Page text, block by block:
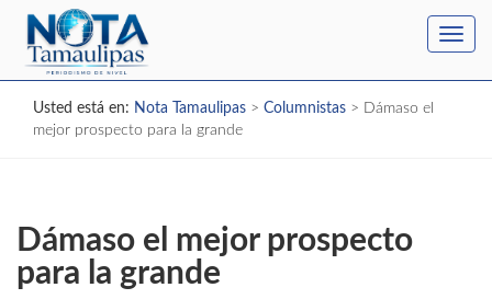
Usted está en: Nota Tamaulipas > Columnistas > Dámaso el
mejor prospecto para la grande
Dámaso el mejor prospecto
para la grande